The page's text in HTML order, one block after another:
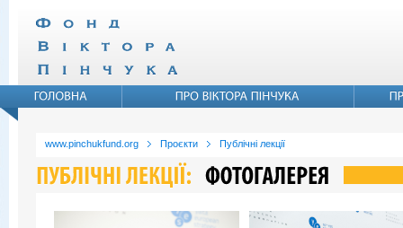
www.pinchukfund.org Проєкти Публічні лекції